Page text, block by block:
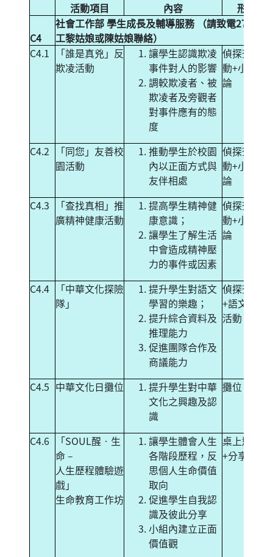
活動項目 內容 形式
C4
社會工作部 學生成長及輔導服務 （請致電
工黎姑娘或陳姑娘聯絡）
C4.1
「誰是真兇」反
欺凌活動
讓學生認識欺凌
事件對人的影響
調較欺凌者、被
欺凌者及旁觀者
對事件應有的態
度
偵探查案活
動+小組討
論
C4.2
「同您」友善校
園活動
推動學生於校園
內以正面方式與
友伴相處
偵探查案活
動+小組討
論
C4.3
「查找真相」推
廣精神健康活動
提高學生精神健
康意識；
讓學生了解生活
中會造成精神壓
力的事件或因素
偵探查案活
動+小組討
論
C4.4
「中華文化探險
隊」
提升學生對語文
學習的樂趣；
提升綜合資料及
推理能力
促進團隊合作及
商議能力
偵探查案
+語文挑戰
活動
C4.5 中華文化日攤位
提升學生對中華
文化之興趣及認
識
攤位
C4.6
「SOUL醒‧生
命 –
人生歷程體驗遊
戲」
生命教育工作坊
讓學生體會人生
各階段歷程，反
思個人生命價值
取向
促進學生自我認
識及彼此分享
小組內建立正面
價值觀
桌上遊戲
+分享討論